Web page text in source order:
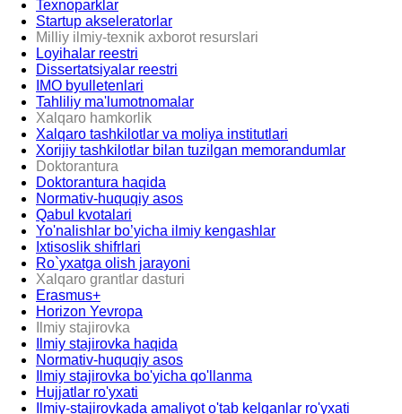
Texnoparklar
Startup akseleratorlar
Milliy ilmiy-texnik axborot resurslari
Loyihalar reestri
Dissertatsiyalar reestri
IMO byulletenlari
Tahliliy ma'lumotnomalar
Xalqaro hamkorlik
Xalqaro tashkilotlar va moliya institutlari
Xorijiy tashkilotlar bilan tuzilgan memorandumlar
Doktorantura
Doktorantura haqida
Normativ-huquqiy asos
Qabul kvotalari
Yo'nalishlar bo’yicha ilmiy kengashlar
Ixtisoslik shifrlari
Ro`yxatga olish jarayoni
Xalqaro grantlar dasturi
Erasmus+
Horizon Yevropa
Ilmiy stajirovka
Ilmiy stajirovka haqida
Normativ-huquqiy asos
Ilmiy stajirovka bo'yicha qo'llanma
Hujjatlar ro'yxati
Ilmiy-stajirovkada amaliyot o'tab kelganlar ro'yxati